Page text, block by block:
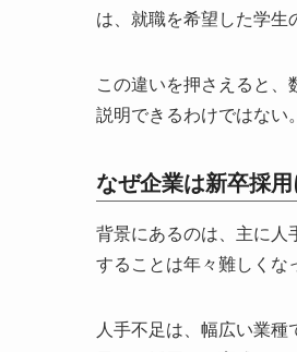
は、就職を希望した学生
この違いを押さえると
説明できるわけではない。
なぜ企業は新卒採
背景にあるのは、主に人
することは年々難しくな
人手不足は、幅広い業